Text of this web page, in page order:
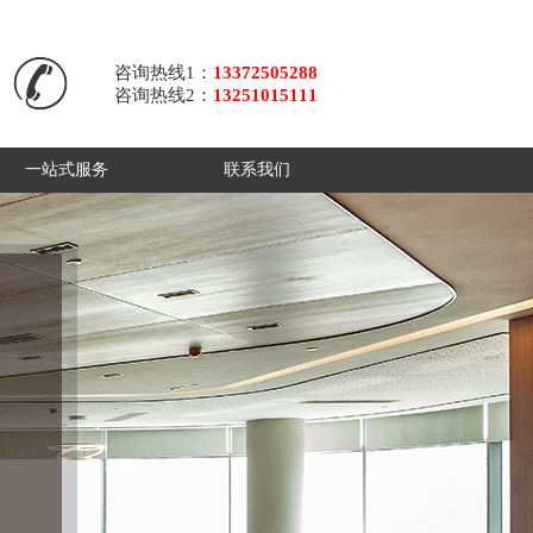
咨询热线1： 13372505288
咨询热线2： 13251015111
一站式服务 联系我们